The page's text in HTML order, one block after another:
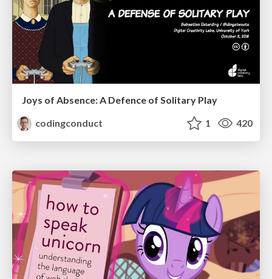
Joys of Absence: A Defence of Solitary Play
codingconduct
1 420